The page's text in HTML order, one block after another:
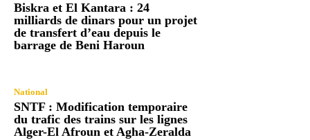
Biskra et El Kantara : 24
milliards de dinars pour un projet
de transfert d’eau depuis le
barrage de Beni Haroun
National
SNTF : Modification temporaire
du trafic des trains sur les lignes
Alger-El Afroun et Agha-Zeralda